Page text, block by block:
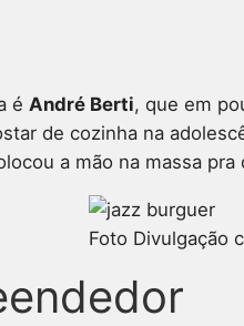
é André Berti, que em
de cozinha na
a mão na massa
Foto Divulgação